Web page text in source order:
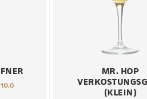
10.0
MR. HOP
(KLEIN)